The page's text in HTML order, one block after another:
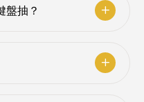
盤抽？